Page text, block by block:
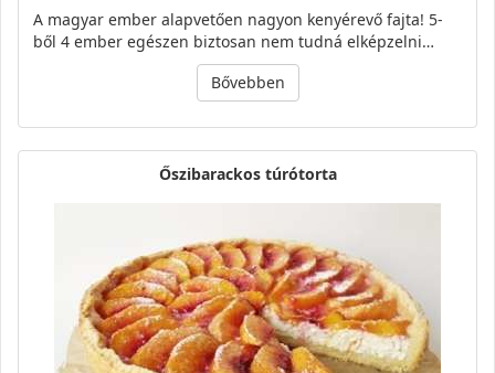
A magyar ember alapvetően nagyon kenyérevő fajta! 5-
ből 4 ember egészen biztosan nem tudná elképzelni…
Bővebben
Őszibarackos túrótorta